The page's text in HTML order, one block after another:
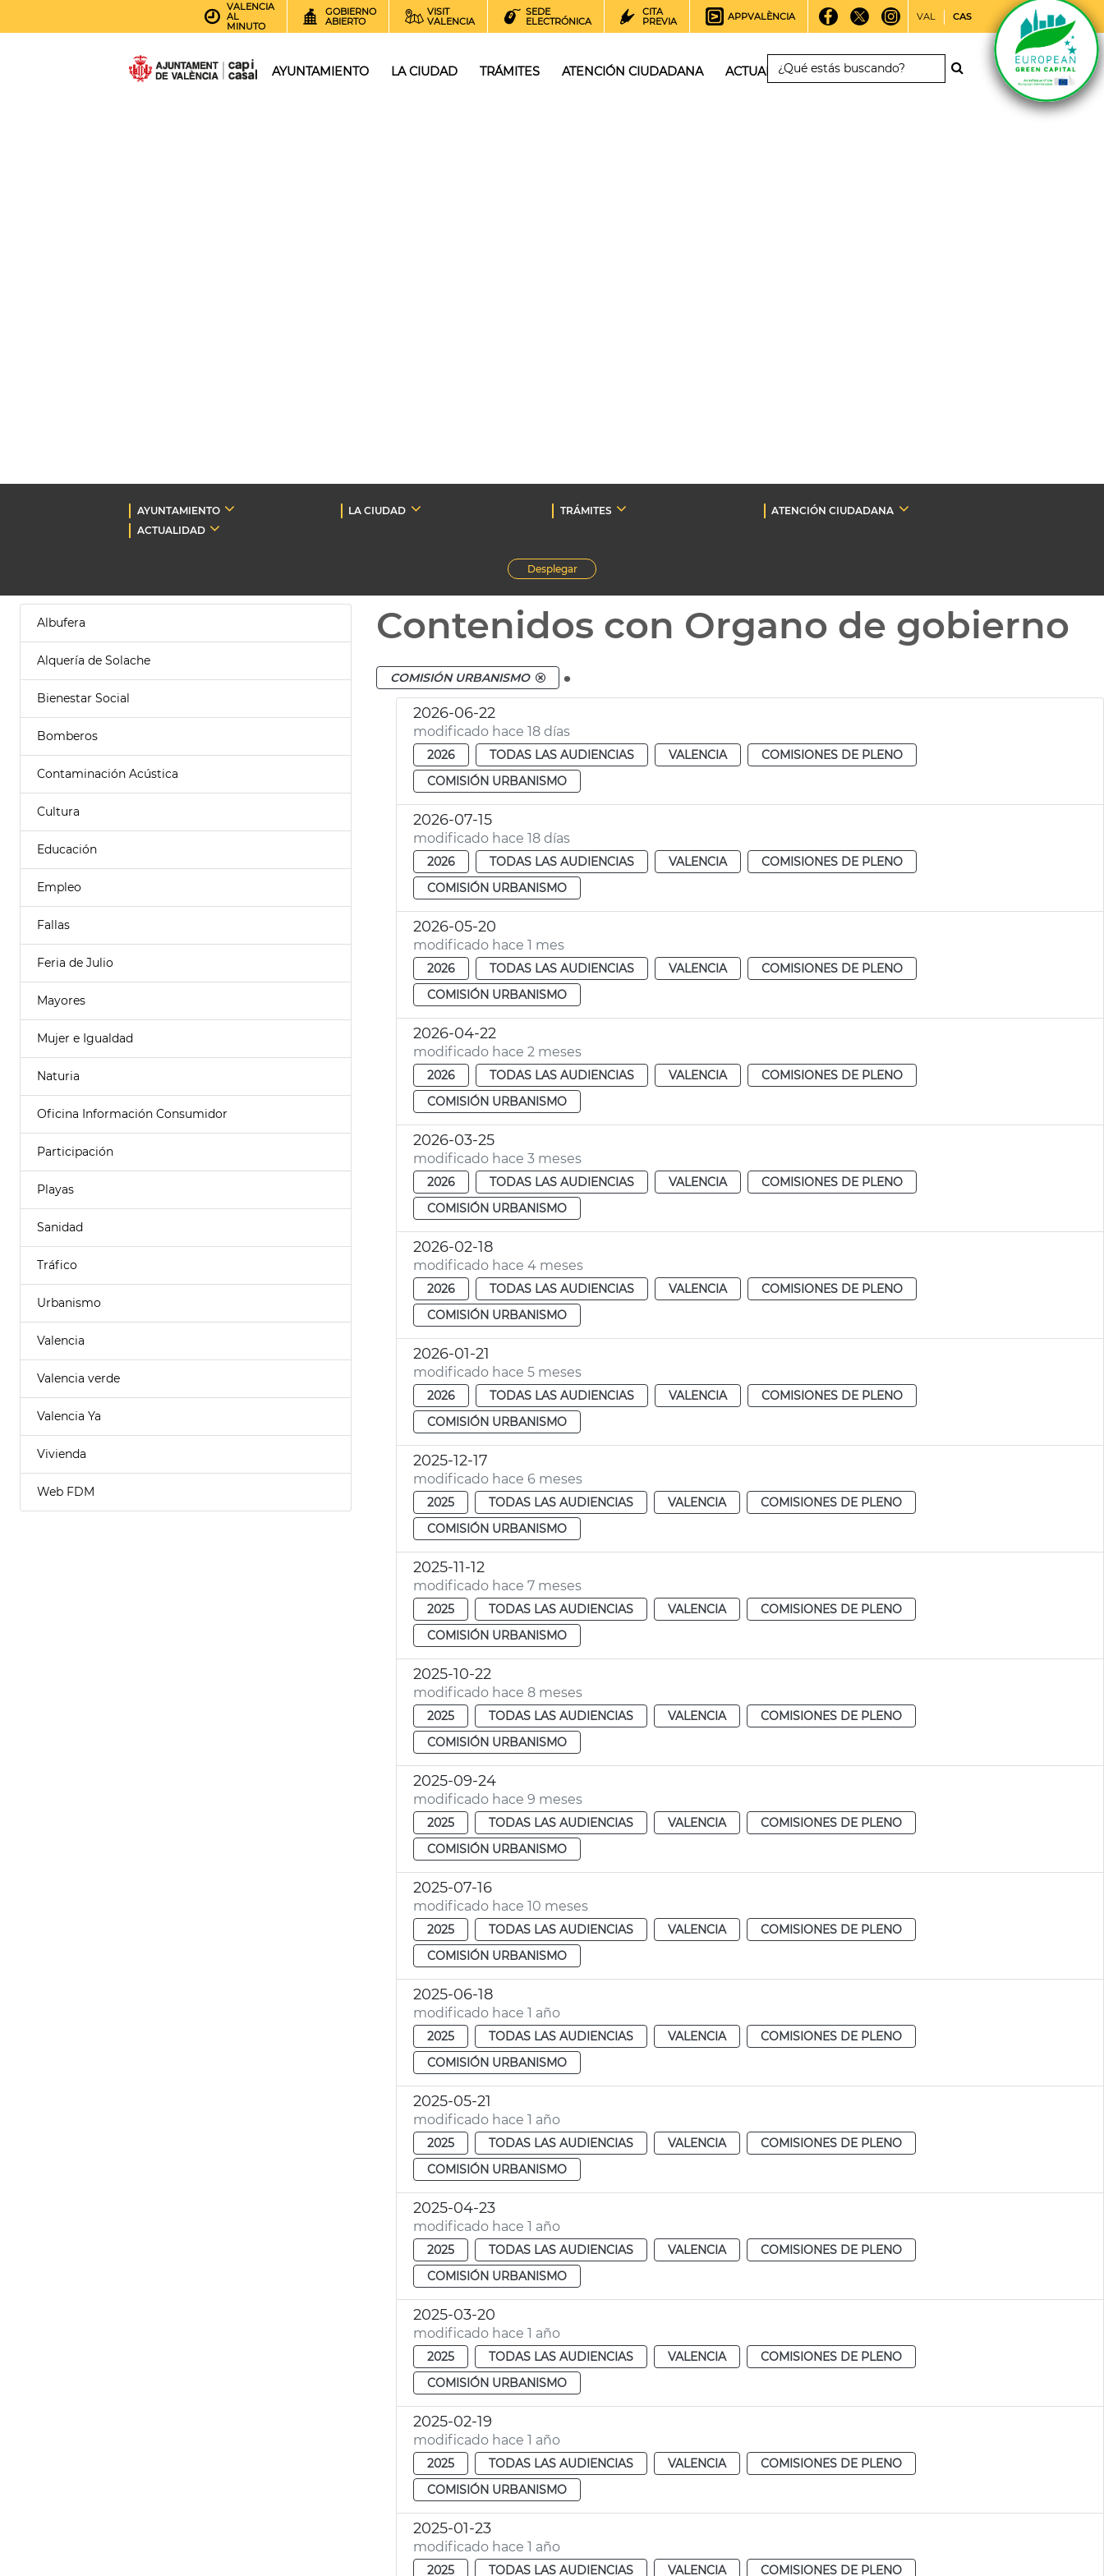
VALENCIA
AL
MINUTO
GOBIERNO
ABIERTO
VISIT
VALENCIA
SEDE
ELECTRÓNICA
CITA
PREVIA
APPVALÈNCIA VAL CAS
AYUNTAMIENTO LA CIUDAD TRÁMITES ATENCIÓN CIUDADANA ACTUALIDAD
AYUNTAMIENTO LA CIUDAD TRÁMITES
ATENCIÓN CIUDADANA
ACTUALIDAD
Desplegar
Albufera
Alquería de Solache
Bienestar Social
Bomberos
Contaminación Acústica
Cultura
Educación
Empleo
Fallas
Feria de Julio
Mayores
Mujer e Igualdad
Naturia
Oficina Información Consumidor
Participación
Playas
Sanidad
Tráfico
Urbanismo
Valencia
Valencia verde
Valencia Ya
Vivienda
Web FDM
Contenidos con Organo de gobierno
COMISIÓN URBANISMO .
2026-06-22
modificado hace 18 días
2026 TODAS LAS AUDIENCIAS VALENCIA
COMISIONES DE PLENO
COMISIÓN URBANISMO
2026-07-15
modificado hace 18 días
2026 TODAS LAS AUDIENCIAS VALENCIA
COMISIONES DE PLENO
COMISIÓN URBANISMO
2026-05-20
modificado hace 1 mes
2026 TODAS LAS AUDIENCIAS VALENCIA
COMISIONES DE PLENO
COMISIÓN URBANISMO
2026-04-22
modificado hace 2 meses
2026 TODAS LAS AUDIENCIAS VALENCIA
COMISIONES DE PLENO
COMISIÓN URBANISMO
2026-03-25
modificado hace 3 meses
2026 TODAS LAS AUDIENCIAS VALENCIA
COMISIONES DE PLENO
COMISIÓN URBANISMO
2026-02-18
modificado hace 4 meses
2026 TODAS LAS AUDIENCIAS VALENCIA
COMISIONES DE PLENO
COMISIÓN URBANISMO
2026-01-21
modificado hace 5 meses
2026 TODAS LAS AUDIENCIAS VALENCIA
COMISIONES DE PLENO
COMISIÓN URBANISMO
2025-12-17
modificado hace 6 meses
2025 TODAS LAS AUDIENCIAS VALENCIA
COMISIONES DE PLENO
COMISIÓN URBANISMO
2025-11-12
modificado hace 7 meses
2025 TODAS LAS AUDIENCIAS VALENCIA
COMISIONES DE PLENO
COMISIÓN URBANISMO
2025-10-22
modificado hace 8 meses
2025 TODAS LAS AUDIENCIAS VALENCIA
COMISIONES DE PLENO
COMISIÓN URBANISMO
2025-09-24
modificado hace 9 meses
2025 TODAS LAS AUDIENCIAS VALENCIA
COMISIONES DE PLENO
COMISIÓN URBANISMO
2025-07-16
modificado hace 10 meses
2025 TODAS LAS AUDIENCIAS VALENCIA
COMISIONES DE PLENO
COMISIÓN URBANISMO
2025-06-18
modificado hace 1 año
2025 TODAS LAS AUDIENCIAS VALENCIA
COMISIONES DE PLENO
COMISIÓN URBANISMO
2025-05-21
modificado hace 1 año
2025 TODAS LAS AUDIENCIAS VALENCIA
COMISIONES DE PLENO
COMISIÓN URBANISMO
2025-04-23
modificado hace 1 año
2025 TODAS LAS AUDIENCIAS VALENCIA
COMISIONES DE PLENO
COMISIÓN URBANISMO
2025-03-20
modificado hace 1 año
2025 TODAS LAS AUDIENCIAS VALENCIA
COMISIONES DE PLENO
COMISIÓN URBANISMO
2025-02-19
modificado hace 1 año
2025 TODAS LAS AUDIENCIAS VALENCIA
COMISIONES DE PLENO
COMISIÓN URBANISMO
2025-01-23
modificado hace 1 año
2025 TODAS LAS AUDIENCIAS VALENCIA
COMISIONES DE PLENO